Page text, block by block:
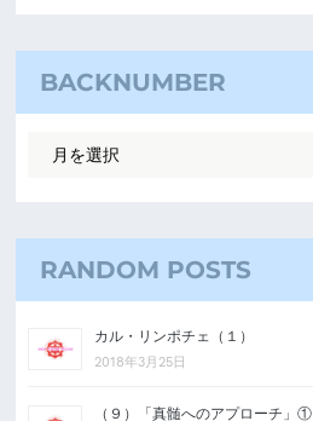
BACKNUMBER
RANDOM POSTS
カル・リンポチェ（１）
2018年3月25日
（９）「真髄へのアプローチ」①